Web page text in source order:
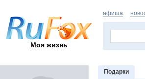
Моя жизнь
афиша
Подарки